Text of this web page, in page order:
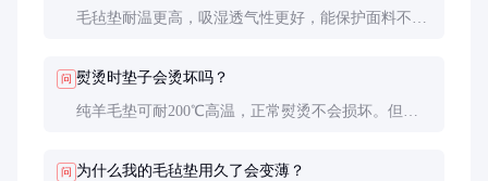
毛毡垫耐温更高，吸湿透气性更好，能保护面料不产
问 熨烫时垫子会烫坏吗？
纯羊毛垫可耐200℃高温，正常熨烫不会损坏。但应
问 为什么我的毛毡垫用久了会变薄？